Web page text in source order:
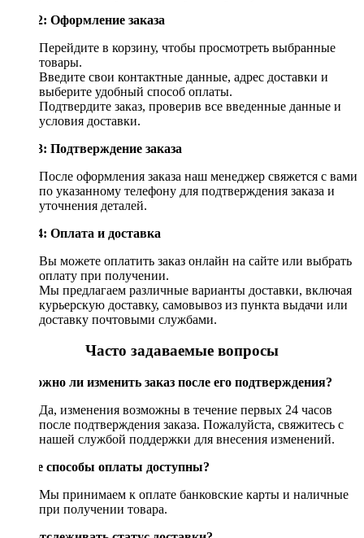
Шаг 2: Оформление заказа
Перейдите в корзину, чтобы просмотреть выбранные
товары.
Введите свои контактные данные, адрес доставки и
выберите удобный способ оплаты.
Подтвердите заказ, проверив все введенные данные и
условия доставки.
Шаг 3: Подтверждение заказа
После оформления заказа наш менеджер свяжется с вами
по указанному телефону для подтверждения заказа и
уточнения деталей.
Шаг 4: Оплата и доставка
Вы можете оплатить заказ онлайн на сайте или выбрать
оплату при получении.
Мы предлагаем различные варианты доставки, включая
курьерскую доставку, самовывоз из пункта выдачи или
доставку почтовыми службами.
Часто задаваемые вопросы
Возможно ли изменить заказ после его подтверждения?
Да, изменения возможны в течение первых 24 часов
после подтверждения заказа. Пожалуйста, свяжитесь с
нашей службой поддержки для внесения изменений.
Какие способы оплаты доступны?
Мы принимаем к оплате банковские карты и наличные
при получении товара.